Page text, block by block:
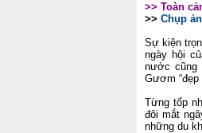
>> Toàn
>> Chụp
Sự kiện
ngày hội
nước cũng
Gươm
Từng tốp
đôi mắt
những du